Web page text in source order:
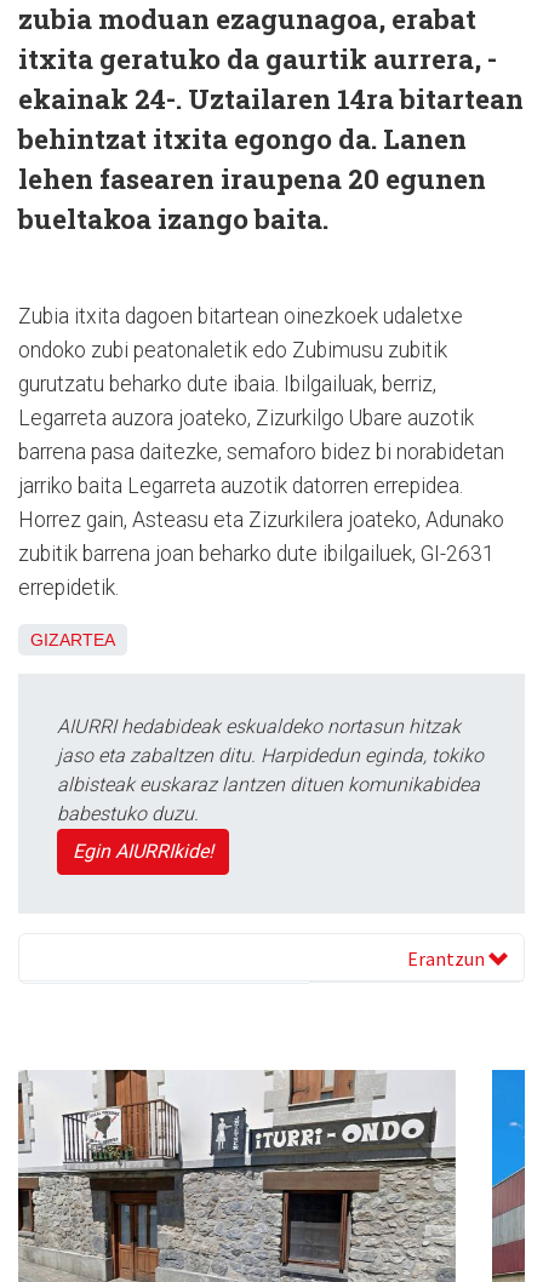
zubia moduan ezagunagoa, erabat
itxita geratuko da gaurtik aurrera, -
ekainak 24-. Uztailaren 14ra bitartean
behintzat itxita egongo da. Lanen
lehen fasearen iraupena 20 egunen
bueltakoa izango baita.
Zubia itxita dagoen bitartean oinezkoek udaletxe
ondoko zubi peatonaletik edo Zubimusu zubitik
gurutzatu beharko dute ibaia. Ibilgailuak, berriz,
Legarreta auzora joateko, Zizurkilgo Ubare auzotik
barrena pasa daitezke, semaforo bidez bi norabidetan
jarriko baita Legarreta auzotik datorren errepidea.
Horrez gain, Asteasu eta Zizurkilera joateko, Adunako
zubitik barrena joan beharko dute ibilgailuek, GI-2631
errepidetik.
GIZARTEA
AIURRI hedabideak eskualdeko nortasun hitzak
jaso eta zabaltzen ditu. Harpidedun eginda, tokiko
albisteak euskaraz lantzen dituen komunikabidea
babestuko duzu.
Egin AIURRIkide!
Erantzun